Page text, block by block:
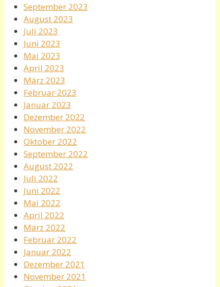
September 2023
August 2023
Juli 2023
Juni 2023
Mai 2023
April 2023
März 2023
Februar 2023
Januar 2023
Dezember 2022
November 2022
Oktober 2022
September 2022
August 2022
Juli 2022
Juni 2022
Mai 2022
April 2022
März 2022
Februar 2022
Januar 2022
Dezember 2021
November 2021